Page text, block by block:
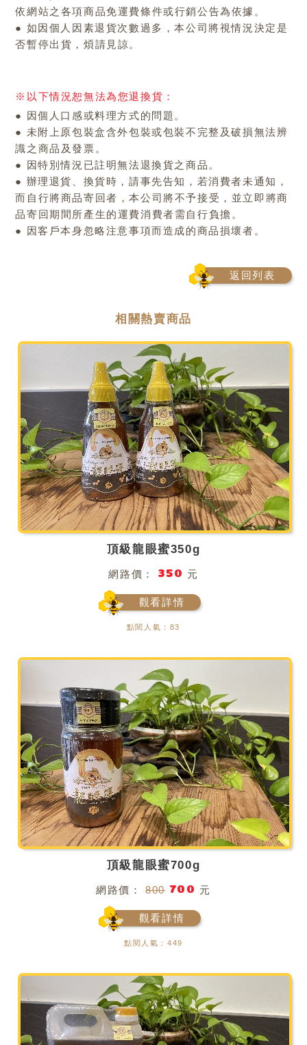
依網站之各項商品免運費條件或行銷公告為依據。
● 如因個人因素退貨次數過多，本公司將視情況決定是
否暫停出貨，煩請見諒。
※以下情況恕無法為您退換貨：
● 因個人口感或料理方式的問題。
● 未附上原包裝盒含外包裝或包裝不完整及破損無法辨
識之商品及發票。
● 因特別情況已註明無法退換貨之商品。
● 辦理退貨、換貨時，請事先告知，若消費者未通知，
而自行將商品寄回者，本公司將不予接受，並立即將商
品寄回期間所產生的運費消費者需自行負擔。
● 因客戶本身忽略注意事項而造成的商品損壞者。
返回列表
相關熱賣商品
頂級龍眼蜜350g
網路價： 350 元
觀看詳情
點閱人氣：83
頂級龍眼蜜700g
網路價： 800 700 元
觀看詳情
點閱人氣：449